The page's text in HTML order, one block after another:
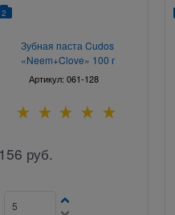
2
Зубная паста Cudos
«Neem+Clove» 100 г
Артикул: 061-128
156 руб.